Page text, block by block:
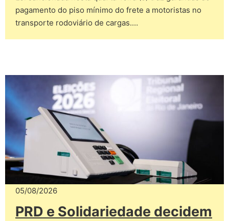
pagamento do piso mínimo do frete a motoristas no
transporte rodoviário de cargas.…
05/08/2026
PRD e Solidariedade decidem